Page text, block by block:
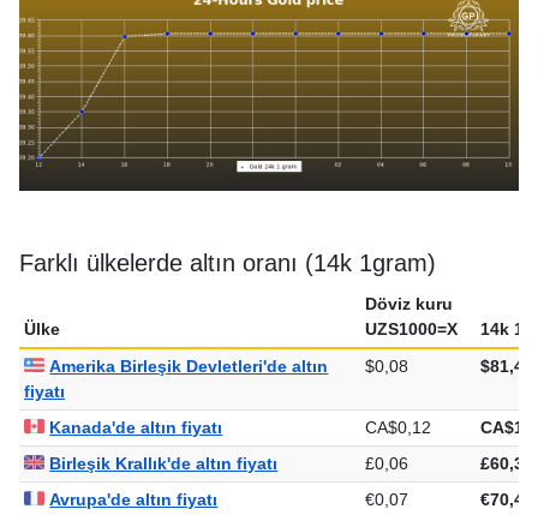
Farklı ülkelerde altın oranı (14k 1gram)
Ülke
Döviz kuru
UZS1000=X
14k
Amerika Birleşik Devletleri'de altın
fiyatı
$0,08 $81,44
Kanada'de altın fiyatı CA$0,12
Birleşik Krallık'de altın fiyatı
£0,06
£60,36
Avrupa'de altın fiyatı
€0,07
€70,44